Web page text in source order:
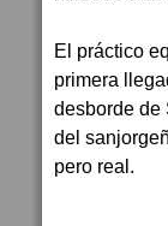
El práctico
primera
desborde de
del
pero real.